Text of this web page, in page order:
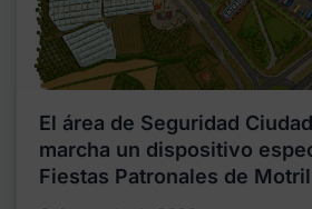
El área de Seguridad
marcha un dispositivo
Fiestas Patronales de